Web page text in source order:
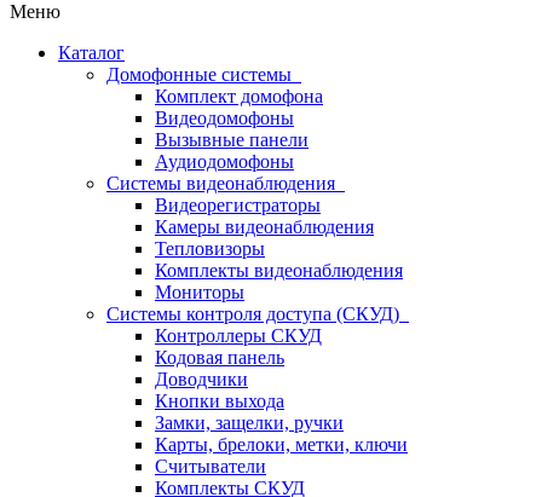
Меню
Каталог
Домофонные системы
Комплект домофона
Видеодомофоны
Вызывные панели
Аудиодомофоны
Системы видеонаблюдения
Видеорегистраторы
Камеры видеонаблюдения
Тепловизоры
Комплекты видеонаблюдения
Мониторы
Системы контроля доступа (СКУД)
Контроллеры СКУД
Кодовая панель
Доводчики
Кнопки выхода
Замки, защелки, ручки
Карты, брелоки, метки, ключи
Считыватели
Комплекты СКУД